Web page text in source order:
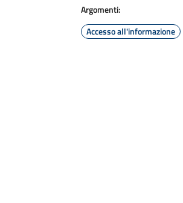
Argomenti:
Accesso all'informazione